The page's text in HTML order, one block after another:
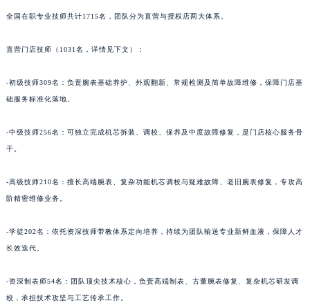
全国在职专业技师共计1715名，团队分为直营与授权店两大体系。
直营门店技师（1031名，详情见下文）：
-初级技师309名：负责腕表基础养护、外观翻新、常规检测及简单故障维修，保障门店基
础服务标准化落地。
-中级技师256名：可独立完成机芯拆装、调校、保养及中度故障修复，是门店核心服务骨
干。
-高级技师210名：擅长高端腕表、复杂功能机芯调校与疑难故障、老旧腕表修复，专攻高
阶精密维修业务。
-学徒202名：依托资深技师带教体系定向培养，持续为团队输送专业新鲜血液，保障人才
长效迭代。
-资深制表师54名：团队顶尖技术核心，负责高端制表、古董腕表修复、复杂机芯研发调
校，承担技术攻坚与工艺传承工作。